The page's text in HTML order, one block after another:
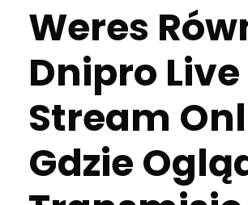
Weres
Dnipro Live
Stream
Gdzie